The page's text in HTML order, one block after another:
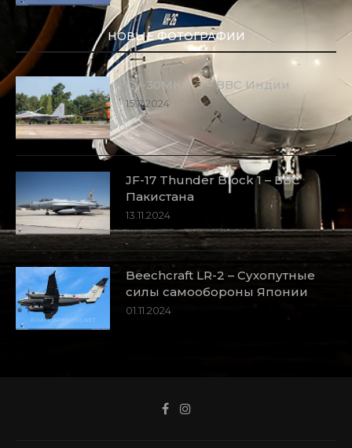
НОВЫЕ ФОТОГРАФИИ
Су-30МКИ-3 – ВВС Индии
15.11.2024
JF-17 Thunder Block 1 – ВВС
Пакистана
13.11.2024
Beechcraft LR-2 – Сухопутные
силы самообороны Японии
01.11.2024